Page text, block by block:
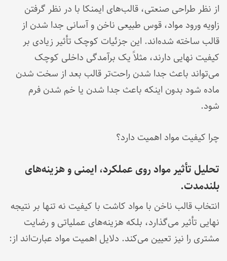
از نظر طراحی صنعتی، قالب‌های ایمنکا با در نظر گرفتن
زاویه ورود مواد، قوس طبیعی ناخن و آسانی جدا شدن از
قالب ساخته شده‌اند. این جزئیات کوچک تأثیر زیادی بر
کیفیت نهایی دارند، مثلاً یک برآمدگی داخلی کوچک
می‌تواند باعث جدا شدن راحت‌تر قالب بعد از سخت شدن
ماده شود بدون اینکه باعث جدا شدن یا خم شدن فرم
شود.
چرا کیفیت مواد اهمیت دارد؟
تحلیل تأثیر مواد روی عملکرد، ایمنی و هزینه‌های
بلندمدت.
انتخاب قالب ناخن با مواد کاشت با کیفیت نه تنها بر نتیجه
نهایی تأثیر می‌گذارد، بلکه هزینه‌های عملیاتی و رضایت
مشتری را نیز تعیین می‌کند. دلایل اهمیت مواد عبارت‌اند از: